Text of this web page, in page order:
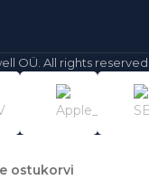
OÜ. All rights reserved
ostukorvi